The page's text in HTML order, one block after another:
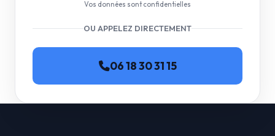
Vos données sont confidentielles
OU APPELEZ DIRECTEMENT
06 18 30 31 15